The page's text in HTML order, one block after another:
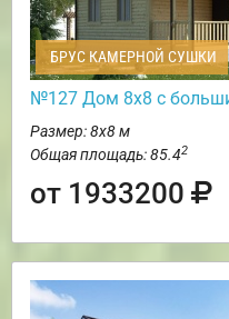
БРУС КАМЕРНОЙ СУШКИ
№127 Дом 8х8 с
Размер: 8х8 м
Общая площадь: 85.42
от 1933200